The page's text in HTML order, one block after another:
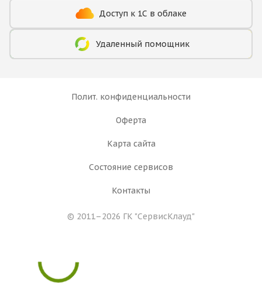
Доступ к 1С в облаке
Удаленный помощник
Полит. конфиденциальности
Оферта
Карта сайта
Состояние сервисов
Контакты
© 2011–2026 ГК "СервисКлауд"